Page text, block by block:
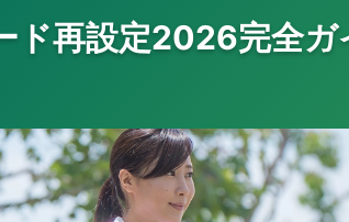
ド再設定2026完全ガ